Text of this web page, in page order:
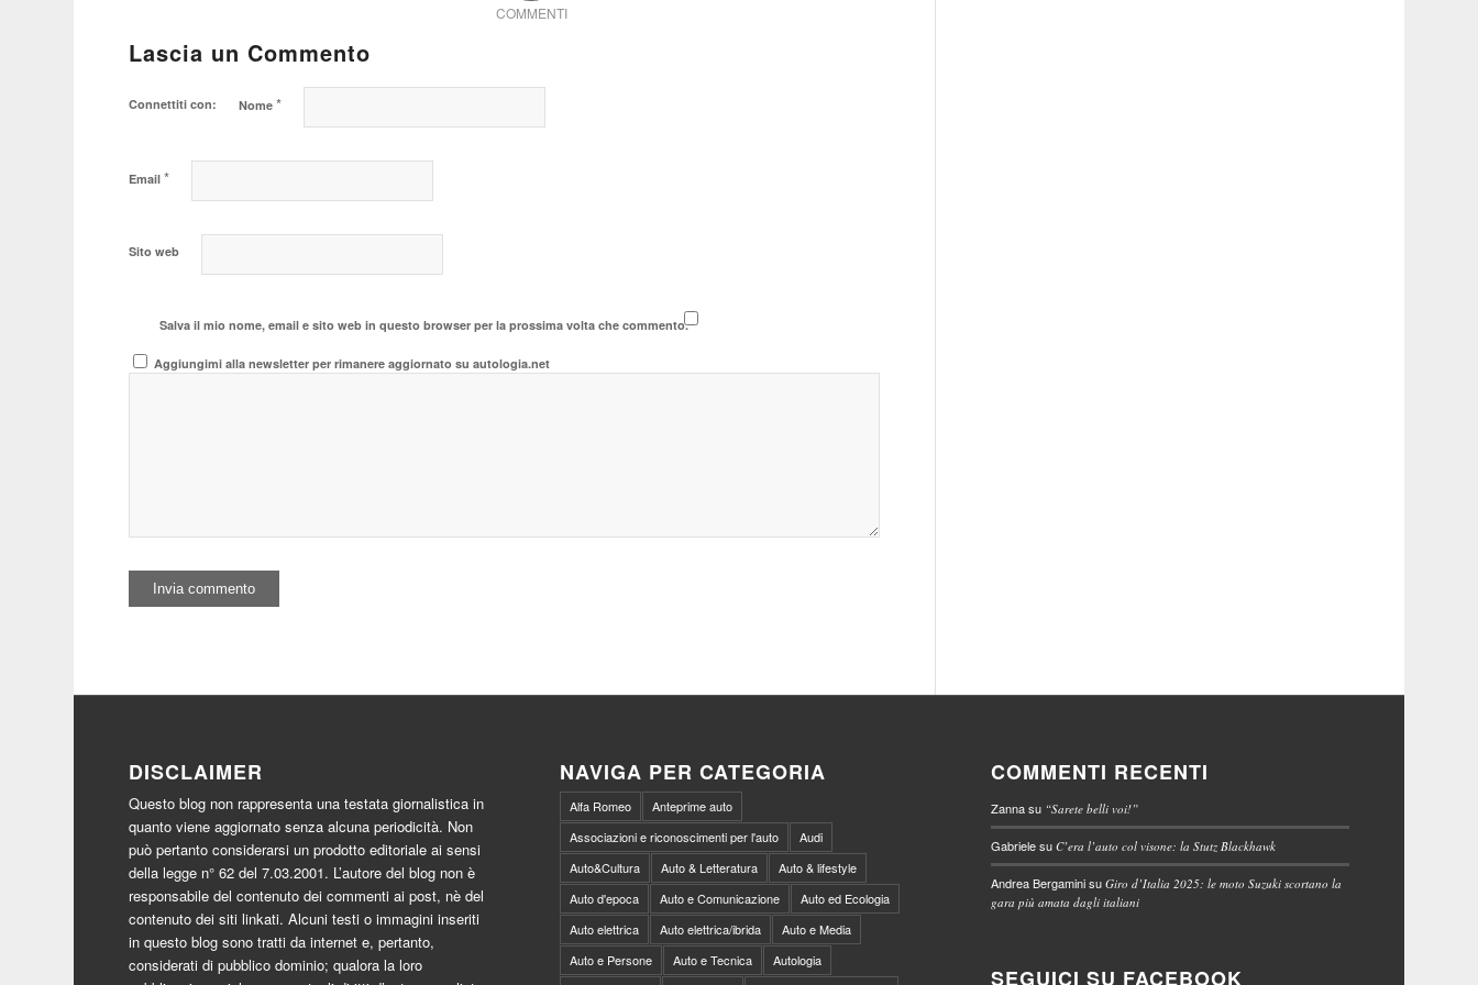
COMMENTI
Lascia un Commento
Connettiti con: Nome*
Email*
Sito web
Salva il mio nome, email e sito web in questo browser per la prossima volta che commento.
Aggiungimi alla newsletter per rimanere aggiornato su autologia.net
DISCLAIMER
Questo blog non rappresenta una testata giornalistica in
quanto viene aggiornato senza alcuna periodicità. Non
può pertanto considerarsi un prodotto editoriale ai sensi
della legge n° 62 del 7.03.2001. L’autore del blog non è
responsabile del contenuto dei commenti ai post, nè del
contenuto dei siti linkati. Alcuni testi o immagini inseriti
in questo blog sono tratti da internet e, pertanto,
considerati di pubblico dominio; qualora la loro
NAVIGA PER CATEGORIA
Alfa Romeo
Anteprime auto
Associazioni e riconoscimenti per l'auto
Audi
Auto&Cultura
Auto & Letteratura
Auto & lifestyle
Auto d'epoca
Auto e Comunicazione
Auto ed Ecologia
Auto elettrica
Auto elettrica/ibrida
Auto e Media
Auto e Persone
Auto e Tecnica
Autologia
COMMENTI RECENTI
Zannasu “Sarete belli voi!”
GabrielesuC’era l’auto col visone: la Stutz Blackhawk
Andrea BergaminisuGiro d’Italia 2025: le moto Suzuki scortano la
gara più amata dagli italiani
SEGUICI SU FACEBOOK